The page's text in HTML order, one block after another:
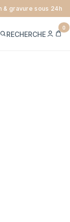
& gravure sous 24h
RECHERCHE
ME
0